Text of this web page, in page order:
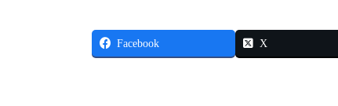
Facebook X